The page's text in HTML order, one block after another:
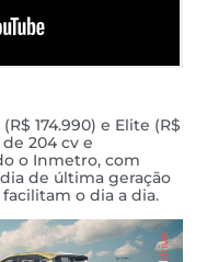
174.990) e Elite (R$
204 cv e
o Inmetro, com
de última geração
o dia a dia.